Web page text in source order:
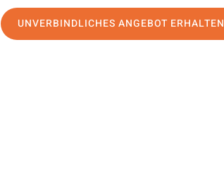
UNVERBINDLICHES ANGEBOT ERHALTEN